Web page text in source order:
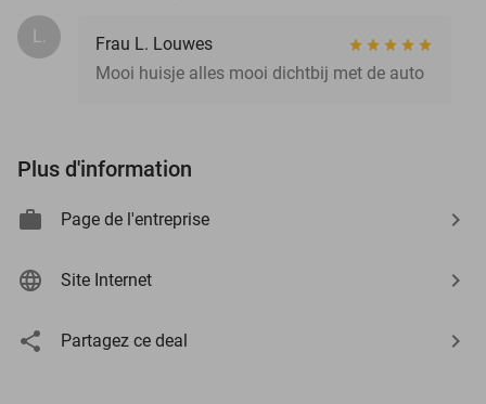
L.
Frau L. Louwes
Mooi huisje alles mooi dichtbij met de auto
Plus d'information
Page de l'entreprise
Site Internet
Partagez ce deal